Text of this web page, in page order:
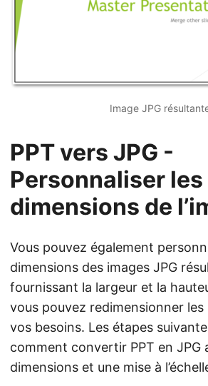
Image JPG
PPT vers JPG -
Personnaliser les
dimensions de
Vous pouvez également
dimensions des images JPG
fournissant la largeur et la
vous pouvez redimensionner les
vos besoins. Les étapes
comment convertir PPT en JPG
dimensions et une mise à